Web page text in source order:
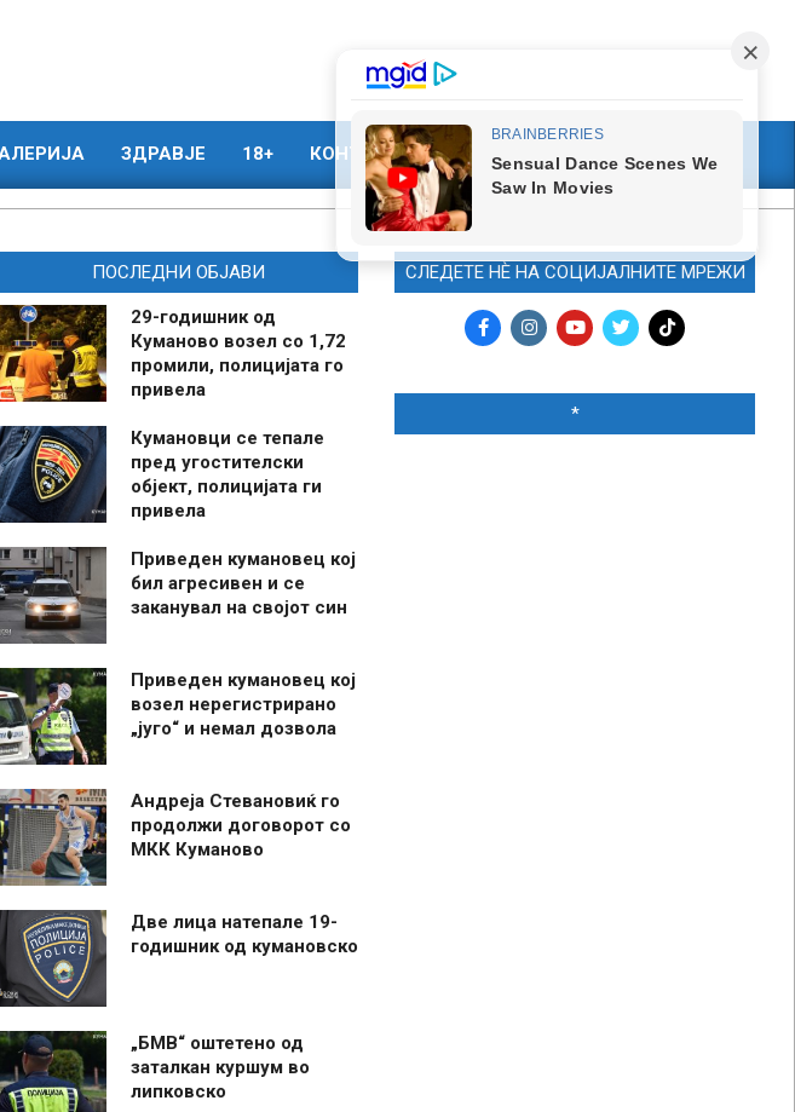
ЗДРАВЈЕ 18+ КОНТАКТ МАРКЕТИНГ
ПОСЛЕДНИ ОБЈАВИ
29-годишник од
Куманово возел со 1,72
промили, полицијата го
привела
Кумановци се тепале
пред угостителски
објект, полицијата ги
привела
Приведен кумановец кој
бил агресивен и се
заканувал на својот син
Приведен кумановец кој
возел нерегистрирано
„југо“ и немал дозвола
Андреја Стевановиќ го
продолжи договорот со
МКК Куманово
Две лица натепале 19-
годишник од кумановско
„БМВ“ оштетено од
заталкан куршум во
липковско
СЛЕДЕТЕ НЀ НА СОЦИЈАЛНИТЕ МРЕЖИ
*